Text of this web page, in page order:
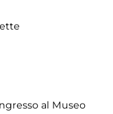
al Museo